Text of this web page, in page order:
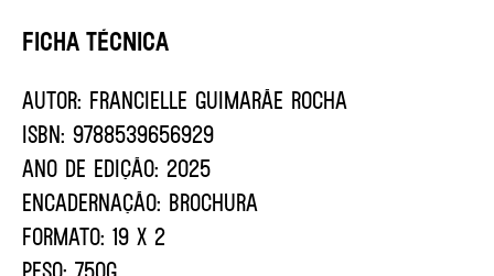
Ficha Técnica
AUTOR: Francielle Guimarãe Rocha
ISBN: 9788539656929
ANO DE EDIÇÃO: 2025
ENCADERNAÇÃO: BROCHURA
FORMATO: 19 X 2
PESO: 750G